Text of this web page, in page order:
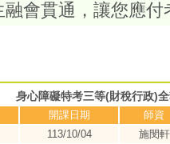
融會貫通，讓您應
身心障礙特考三等(財稅行政)
開課日期
師資
113/10/04
施閔軒